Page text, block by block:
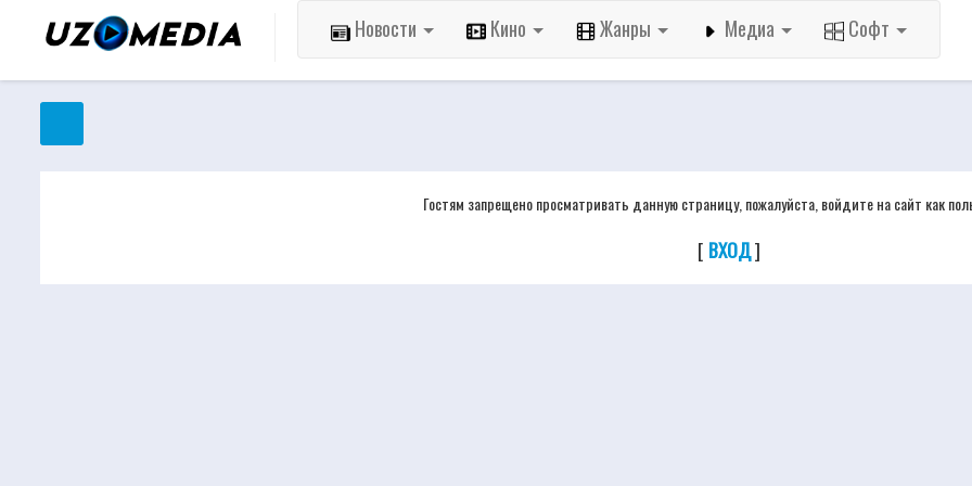
Новости Кино Жанры Медиа Софт
Гостям запрещено просматривать данную страницу, пожалуйста, войдите на сайт как
[ ВХОД]